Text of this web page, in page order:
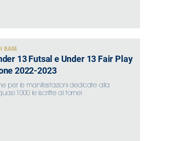
BASE
13 Futsal e Under 13 Fair Play
2022-2023
per le manifestazioni dedicate alla
1000 le iscritte ai tornei